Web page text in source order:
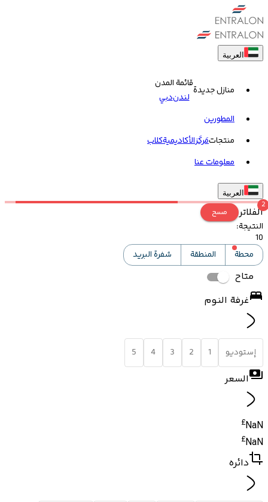
العربية
منازل جديدة
قائمة المدن
لندندبي
المطورين
منتجاتمَركَزالأكاديميةکلاب
معلومات عنا
العربية
الفلاتر
2
مسح
النتيجة:
10
محطة
المنطقة شفرة البريد
متاح
غرفة النوم
إستوديو 1
2
3
4
5
السعر
NaN
£
NaN
£
دائره